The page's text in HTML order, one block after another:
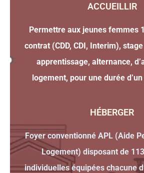
ACCUEILLIR
Permettre aux jeunes femmes
contrat (CDD, CDI, Interim),
apprentissage, alternance,
logement, pour une durée
HÉBERGER
Foyer conventionné APL (Aide
Logement) disposant de
individuelles équipées chacune